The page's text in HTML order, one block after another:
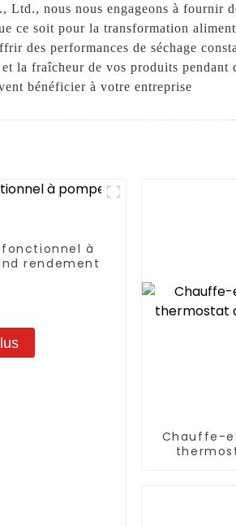
Ltd., nous nous engageons à fournir
ce soit pour la transformation
des performances de séchage
la fraîcheur de vos produits
bénéficier à votre entreprise
à
rendement
Chauffe-